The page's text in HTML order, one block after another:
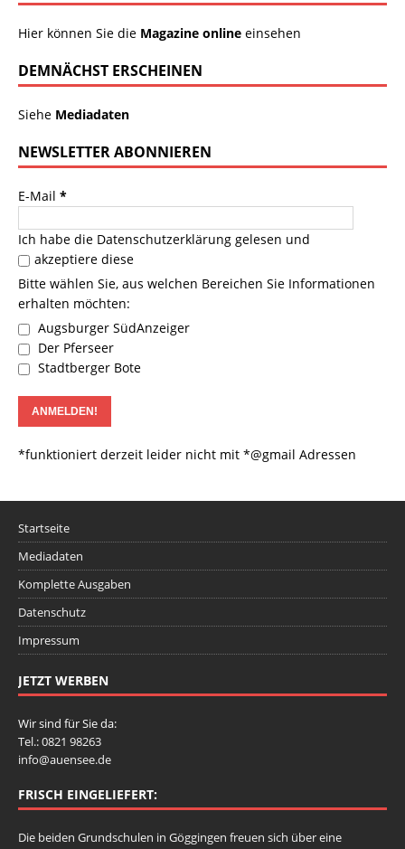
Hier können Sie die Magazine online einsehen
DEMNÄCHST ERSCHEINEN
Siehe Mediadaten
NEWSLETTER ABONNIEREN
E-Mail *
Ich habe die Datenschutzerklärung gelesen und
akzeptiere diese
Bitte wählen Sie, aus welchen Bereichen Sie Informationen
erhalten möchten:
Augsburger SüdAnzeiger
Der Pferseer
Stadtberger Bote
*funktioniert derzeit leider nicht mit *@gmail Adressen
Startseite
Mediadaten
Komplette Ausgaben
Datenschutz
Impressum
JETZT WERBEN
Wir sind für Sie da:
Tel.: 0821 98263
info@auensee.de
FRISCH EINGELIEFERT:
Die beiden Grundschulen in Göggingen freuen sich über eine